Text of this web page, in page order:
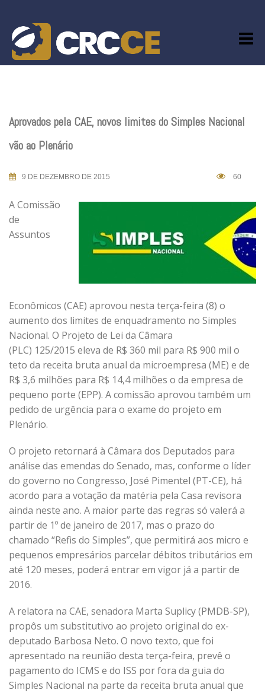
content
Aprovados pela CAE, novos limites do Simples Nacional
vão ao Plenário
9 DE DEZEMBRO DE 2015 60
A Comissão
de
Assuntos
Econômicos (CAE) aprovou nesta terça-feira (8) o
aumento dos limites de enquadramento no Simples
Nacional. O Projeto de Lei da Câmara
(PLC) 125/2015 eleva de R$ 360 mil para R$ 900 mil o
teto da receita bruta anual da microempresa (ME) e de
R$ 3,6 milhões para R$ 14,4 milhões o da empresa de
pequeno porte (EPP). A comissão aprovou também um
pedido de urgência para o exame do projeto em
Plenário.
O projeto retornará à Câmara dos Deputados para
análise das emendas do Senado, mas, conforme o líder
do governo no Congresso, José Pimentel (PT-CE), há
acordo para a votação da matéria pela Casa revisora
ainda neste ano. A maior parte das regras só valerá a
partir de 1º de janeiro de 2017, mas o prazo do
chamado “Refis do Simples”, que permitirá aos micro e
pequenos empresários parcelar débitos tributários em
até 120 meses, poderá entrar em vigor já a partir de
2016.
A relatora na CAE, senadora Marta Suplicy (PMDB-SP),
propôs um substitutivo ao projeto original do ex-
deputado Barbosa Neto. O novo texto, que foi
apresentado na reunião desta terça-feira, prevê o
pagamento do ICMS e do ISS por fora da guia do
Simples Nacional na parte da receita bruta anual que